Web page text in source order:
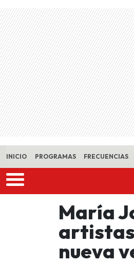
Skip to main content
INICIO PROGRAMAS FRECUENCIAS
María
artistas
nueva